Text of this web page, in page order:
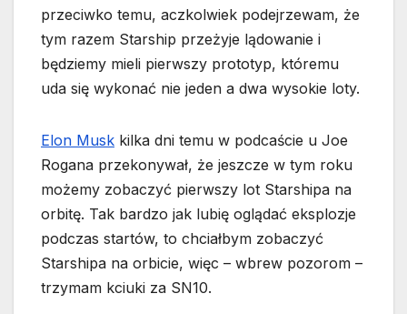
przeciwko temu, aczkolwiek podejrzewam, że
tym razem Starship przeżyje lądowanie i
będziemy mieli pierwszy prototyp, któremu
uda się wykonać nie jeden a dwa wysokie loty.
Elon Musk kilka dni temu w podcaście u Joe
Rogana przekonywał, że jeszcze w tym roku
możemy zobaczyć pierwszy lot Starshipa na
orbitę. Tak bardzo jak lubię oglądać eksplozje
podczas startów, to chciałbym zobaczyć
Starshipa na orbicie, więc – wbrew pozorom –
trzymam kciuki za SN10.